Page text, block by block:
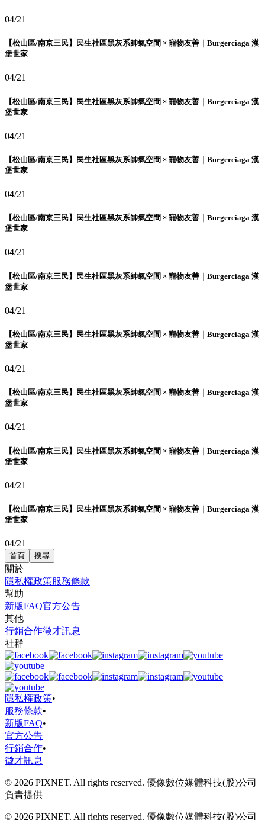
04/21
【松山區/南京三民】民生社區黑灰系帥氣空間 × 寵物友善｜Burgerciaga 漢
堡世家
04/21
【松山區/南京三民】民生社區黑灰系帥氣空間 × 寵物友善｜Burgerciaga 漢
堡世家
04/21
【松山區/南京三民】民生社區黑灰系帥氣空間 × 寵物友善｜Burgerciaga 漢
堡世家
04/21
【松山區/南京三民】民生社區黑灰系帥氣空間 × 寵物友善｜Burgerciaga 漢
堡世家
04/21
【松山區/南京三民】民生社區黑灰系帥氣空間 × 寵物友善｜Burgerciaga 漢
堡世家
04/21
【松山區/南京三民】民生社區黑灰系帥氣空間 × 寵物友善｜Burgerciaga 漢
堡世家
04/21
【松山區/南京三民】民生社區黑灰系帥氣空間 × 寵物友善｜Burgerciaga 漢
堡世家
04/21
【松山區/南京三民】民生社區黑灰系帥氣空間 × 寵物友善｜Burgerciaga 漢
堡世家
04/21
【松山區/南京三民】民生社區黑灰系帥氣空間 × 寵物友善｜Burgerciaga 漢
堡世家
04/21
首頁 搜尋
關於
隱私權政策服務條款
幫助
新版FAQ官方公告
其他
行銷合作徵才訊息
社群
隱私權政策•
服務條款•
新版FAQ•
官方公告
行銷合作•
徵才訊息
© 2026 PIXNET. All rights reserved. 優像數位媒體科技(股)公司
負責提供
© 2026 PIXNET. All rights reserved. 優像數位媒體科技(股)公司